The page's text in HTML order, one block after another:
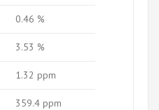
0.46 %
3.53 %
1.32 ppm
359.4 ppm